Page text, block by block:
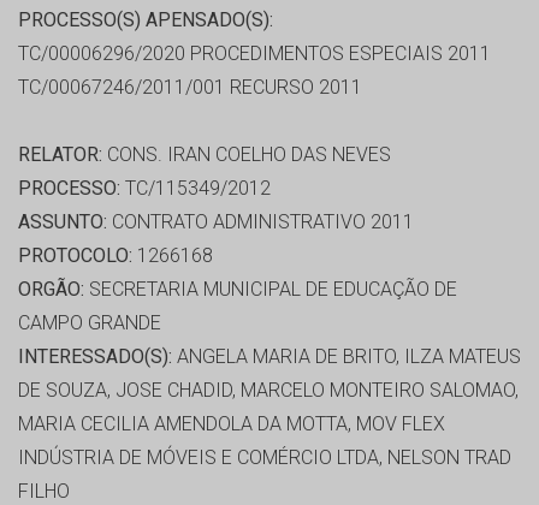
PROCESSO(S) APENSADO(S):
TC/00006296/2020 PROCEDIMENTOS ESPECIAIS 2011
TC/00067246/2011/001 RECURSO 2011
RELATOR: CONS. IRAN COELHO DAS NEVES
PROCESSO: TC/115349/2012
ASSUNTO: CONTRATO ADMINISTRATIVO 2011
PROTOCOLO: 1266168
ORGÃO: SECRETARIA MUNICIPAL DE EDUCAÇÃO DE
CAMPO GRANDE
INTERESSADO(S): ANGELA MARIA DE BRITO, ILZA MATEUS
DE SOUZA, JOSE CHADID, MARCELO MONTEIRO SALOMAO,
MARIA CECILIA AMENDOLA DA MOTTA, MOV FLEX
INDÚSTRIA DE MÓVEIS E COMÉRCIO LTDA, NELSON TRAD
FILHO